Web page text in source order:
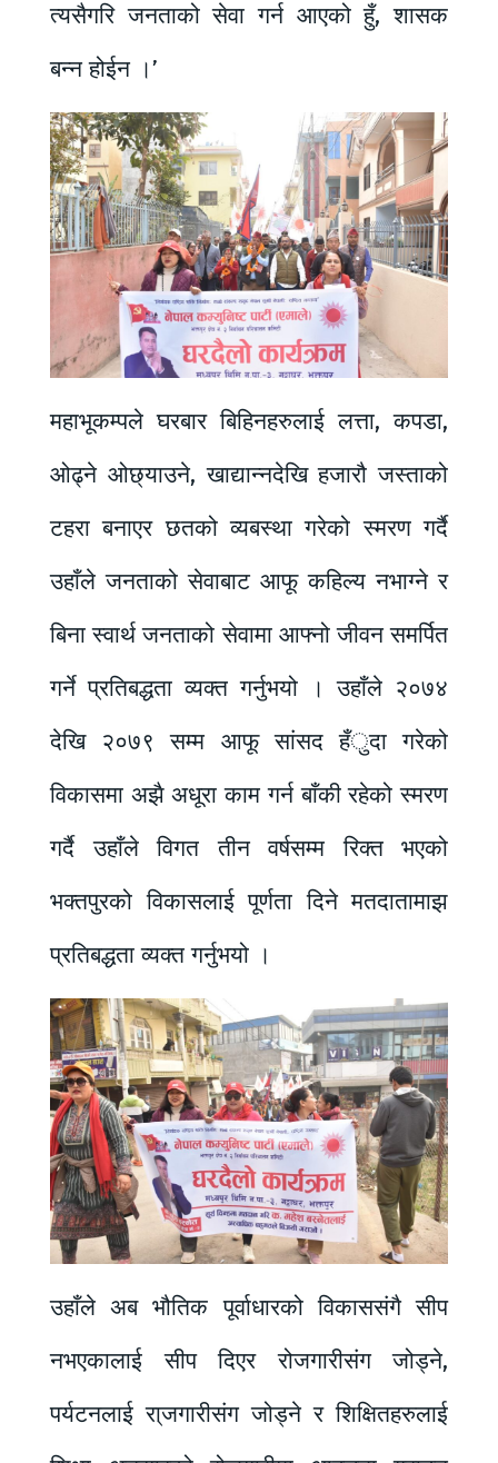
त्यसैगरि जनताको सेवा गर्न आएको हुँ, शासक
बन्न होईन ।’
महाभूकम्पले घरबार बिहिनहरुलाई लत्ता, कपडा,
ओढ्ने ओछ्याउने, खाद्यान्नदेखि हजारौ जस्ताको
टहरा बनाएर छतको व्यबस्था गरेको स्मरण गर्दै
उहाँले जनताको सेवाबाट आफू कहिल्य नभाग्ने र
बिना स्वार्थ जनताको सेवामा आफ्नो जीवन समर्पित
गर्ने प्रतिबद्धता व्यक्त गर्नुभयो । उहाँले २०७४
देखि २०७९ सम्म आफू सांसद हँुदा गरेको
विकासमा अझै अधूरा काम गर्न बाँकी रहेको स्मरण
गर्दै उहाँले विगत तीन वर्षसम्म रिक्त भएको
भक्तपुरको विकासलाई पूर्णता दिने मतदातामाझ
प्रतिबद्धता व्यक्त गर्नुभयो ।
उहाँले अब भौतिक पूर्वाधारको विकाससंगै सीप
नभएकालाई सीप दिएर रोजगारीसंग जोड्ने,
पर्यटनलाई रा्जगारीसंग जोड्ने र शिक्षितहरुलाई